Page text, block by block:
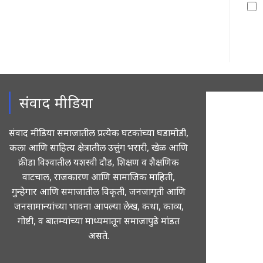
to
संवाद मीडिया
संवाद मीडिया समाजातील प्रत्येक घटकांच्या घडामोडी,
कला आणि साहित्य क्षेत्रातील उत्तुंग भरारी, खेळ आणि
क्रीडा विश्वातील यशस्वी दौड, शिक्षण व शैक्षणिक
वाटचाल, राजकारण आणि सामाजिक माहिती,
गुन्हेगार आणि समाजातील विकृती, जनजागृती आणि
जनसामान्यांच्या भावना आपल्या लेख, कथा, काव्य,
गोष्टी, व बातम्यांच्या माध्यमातून समाजापुढे मांडत
असते.